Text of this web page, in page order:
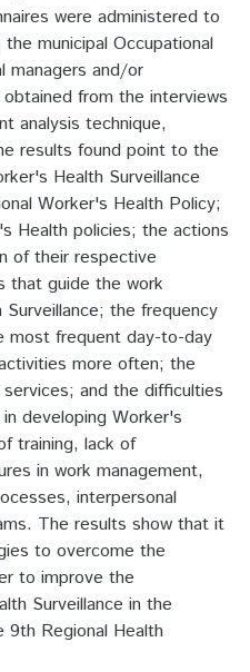
were administered to
municipal Occupational
managers and/or
from the interviews
analysis technique,
results found point to the
Health Surveillance
Worker's Health Policy;
Health policies; the actions
of their respective
that guide the work
the frequency
most frequent day-to-day
more often; the
and the difficulties
developing Worker's
training, lack of
in work management,
interpersonal
The results show that it
to overcome the
to improve the
Surveillance in the
9th Regional Health